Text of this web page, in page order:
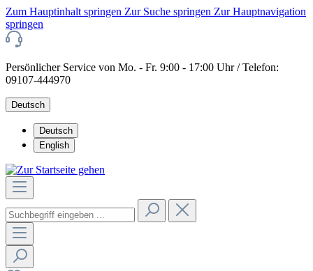
Zum Hauptinhalt springen Zur Suche springen Zur Hauptnavigation
springen
Persönlicher Service von Mo. - Fr. 9:00 - 17:00 Uhr / Telefon:
09107-444970
Deutsch
Deutsch
English